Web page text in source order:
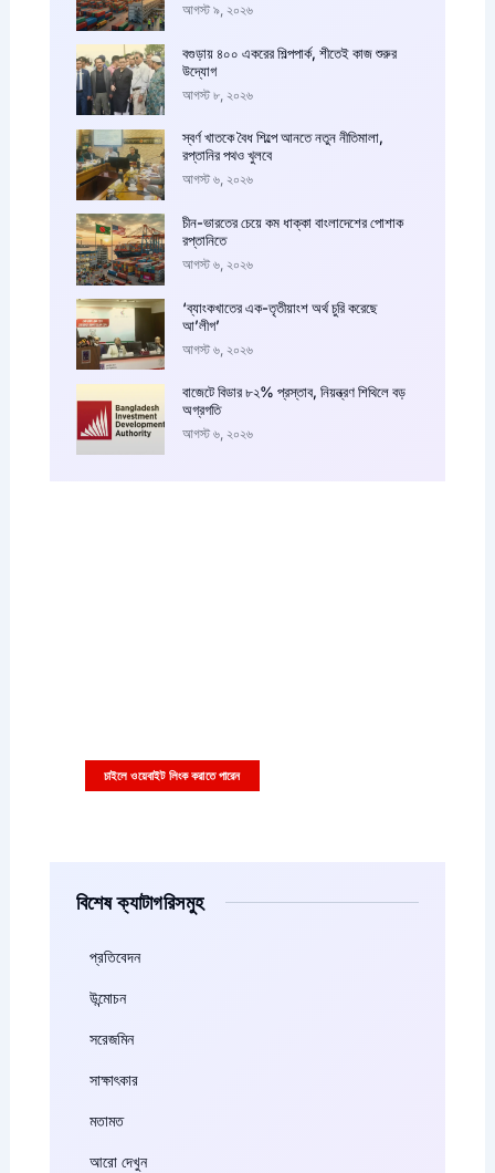
আগস্ট ৯, ২০২৬
বগুড়ায় ৪০০ একরের শিল্পপার্ক, শীতেই কাজ শুরুর
উদ্যোগ
আগস্ট ৮, ২০২৬
স্বর্ণ খাতকে বৈধ শিল্পে আনতে নতুন নীতিমালা,
রপ্তানির পথও খুলবে
আগস্ট ৬, ২০২৬
চীন-ভারতের চেয়ে কম ধাক্কা বাংলাদেশের পোশাক
রপ্তানিতে
আগস্ট ৬, ২০২৬
‘ব্যাংকখাতের এক-তৃতীয়াংশ অর্থ চুরি করেছে
আ’লীগ’
আগস্ট ৬, ২০২৬
বাজেটে বিডার ৮২% প্রস্তাব, নিয়ন্ত্রণ শিথিলে বড়
অগ্রগতি
আগস্ট ৬, ২০২৬
চাইলে ওয়েবাইট লিংক করাতে পারেন
বিশেষ ক্যাটাগরিসমুহ
প্রতিবেদন
উন্মোচন
সরেজমিন
সাক্ষাৎকার
মতামত
আরো দেখুন